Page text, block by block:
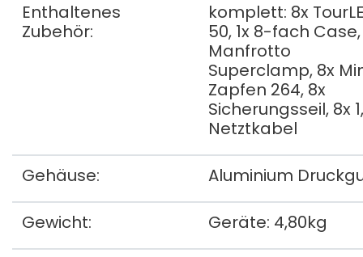
Enthaltenes
Zubehör:
komplett: 8x
50, 1x 8-fach
Manfrotto
Superclamp, 8x
Zapfen 264, 8x
Sicherungsseil, 8x
Netztkabel
Gehäuse: Aluminium
Gewicht: Geräte: 4,80kg